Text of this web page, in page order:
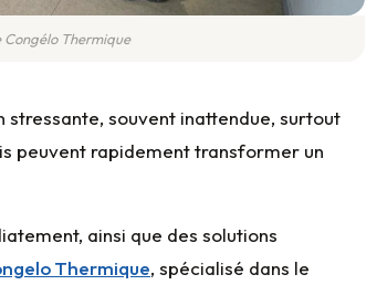
Thermique
stressante, souvent inattendue, surtout
peuvent rapidement transformer un
ainsi que des solutions
Thermique, spécialisé dans le